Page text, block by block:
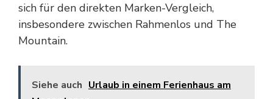
sich für den direkten Marken-Vergleich,
insbesondere zwischen Rahmenlos und The
Mountain.
Siehe auch Urlaub in einem Ferienhaus am